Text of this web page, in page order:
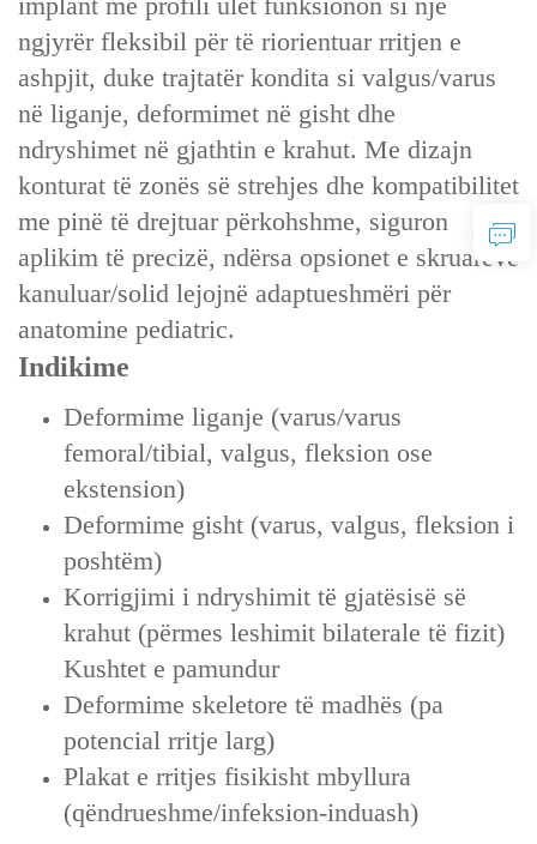
ngjyrër fleksibil për të riorientuar rritjen e
ashpjit, duke trajtatër kondita si valgus/varus
në liganje, deformimet në gisht dhe
ndryshimet në gjathtin e krahut. Me dizajn
konturat të zonës së strehjes dhe kompatibilitet
me pinë të drejtuar përkohshme, siguron
aplikim të precizë, ndërsa opsionet e skruarëve
kanuluar/solid lejojnë adaptueshmëri për
anatomine pediatric.
Indikime‌
Deformime liganje (varus/varus
femoral/tibial, valgus, fleksion ose
ekstension)
Deformime gisht (varus, valgus, fleksion i
poshtëm)
Korrigjimi i ndryshimit të gjatësisë së
krahut (përmes leshimit bilaterale të fizit)
Kushtet e pamundur
Deformime skeletore të madhës (pa
potencial rritje larg)
Plakat e rritjes fisikisht mbyllura
(qëndrueshme/infeksion-induash)